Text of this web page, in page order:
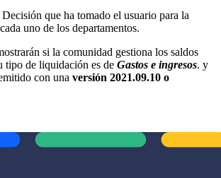
Decisión que ha tomado el usuario para la
uno de los departamentos.
si la comunidad gestiona los saldos
tipo de liquidación es de Gastos e ingresos. y
con una versión 2021.09.10 o